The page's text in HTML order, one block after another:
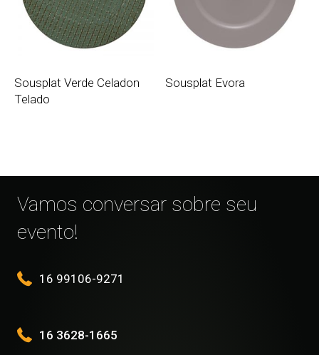
Sousplat Verde Celadon
Telado
Sousplat Evora
Vamos conversar sobre seu
evento!
16 99106-9271
16 3628-1665